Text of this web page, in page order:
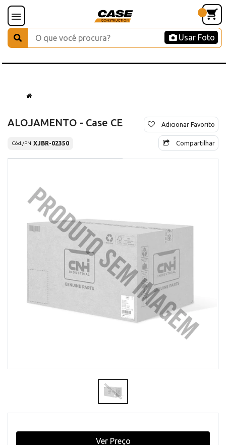
Usar Foto
ALOJAMENTO - Case CE
Cód./PN XJBR-02350
Adicionar Favorito
Compartilhar
Ver Preço